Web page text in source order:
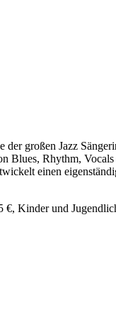
großen Jazz
Blues, Rhythm,
einen
€, Kinder und